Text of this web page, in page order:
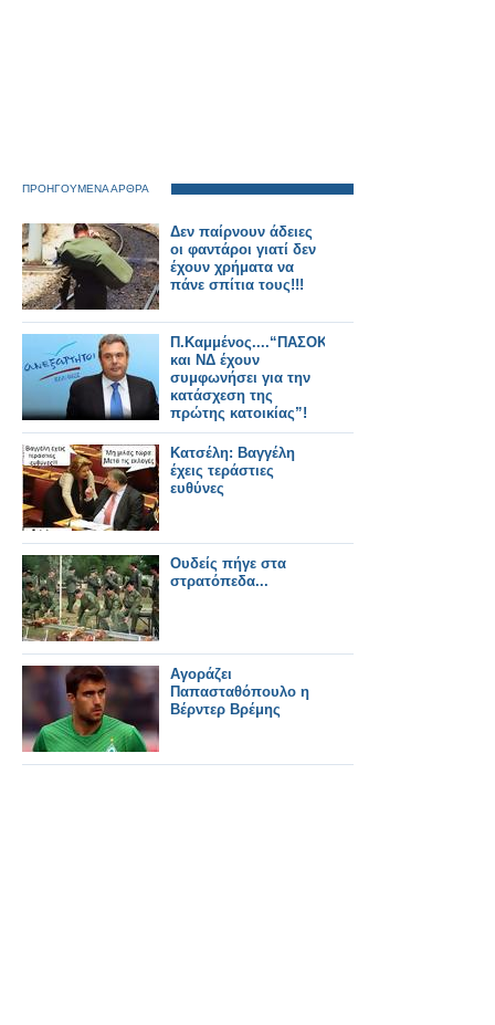
ΠΡΟΗΓΟΥΜΕΝΑ ΑΡΘΡΑ
Δεν παίρνουν άδειες
οι φαντάροι γιατί δεν
έχουν χρήματα να
πάνε σπίτια τους!!!
Π.Καμμένος....“ΠΑΣΟΚ
και ΝΔ έχουν
συμφωνήσει για την
κατάσχεση της
πρώτης κατοικίας”!
Κατσέλη: Βαγγέλη
έχεις τεράστιες
ευθύνες
Ουδείς πήγε στα
στρατόπεδα...
Αγοράζει
Παπασταθόπουλο η
Βέρντερ Βρέμης